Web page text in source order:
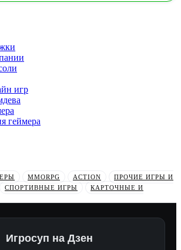
игр
геймера
MMORPG ACTION
ПРОЧИЕ ИГРЫ И
СПОРТИВНЫЕ ИГРЫ
КАРТОЧНЫЕ И
Игросуп на Дзен